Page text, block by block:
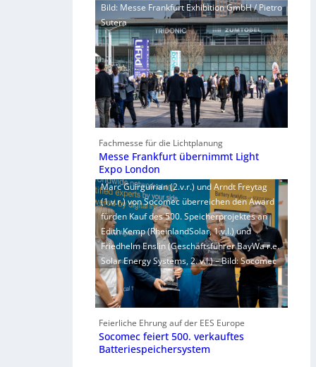
Bild: Messe Frankfurt Exhibition GmbH / Pietro
Sutera
Fachmesse für die Lichtplanung
Messe Frankfurt übernimmt Light
Expo London
Marc Guirguirian (2.v.r.) und Arndt Freytag
(1.v.r.) von Socomec überreichen den Award
fürden Kauf des 500. Speicherprojektes an
Edith Kemp (RheinlandSolar, 1.v.l.) und
Friedhelm Enslin (Geschäftsführer BayWa r.e.
Solar Energy Systems, 2. v.l.) – Bild: Socomec
Feierliche Ehrung auf der EES Europe
Socomec feiert 500. verkauftes
Batteriespeichersystem